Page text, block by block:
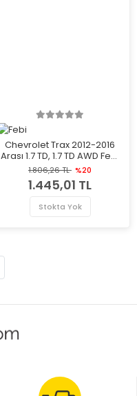
Chevrolet Trax 2012-2016
Arası 1.7 TD, 1.7 TD AWD Febi
Marka Yakıt Filtresi
1.806,26 TL %20
1.445,01 TL
Stokta Yok